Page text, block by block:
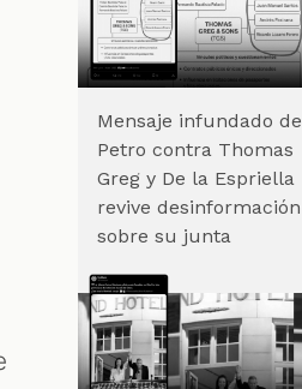
Mensaje infundado de
Petro contra Thomas
Greg y De la Espriella
revive desinformación
sobre su junta